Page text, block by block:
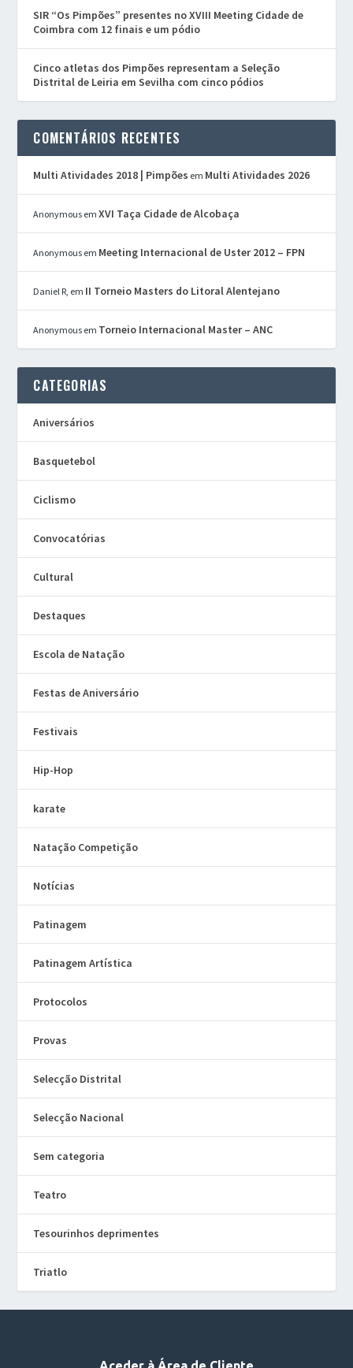
SIR “Os Pimpões” presentes no XVIII Meeting Cidade de
Coimbra com 12 finais e um pódio
Cinco atletas dos Pimpões representam a Seleção
Distrital de Leiria em Sevilha com cinco pódios
COMENTÁRIOS RECENTES
Multi Atividades 2018 | Pimpões em Multi Atividades 2026
Anonymous emXVI Taça Cidade de Alcobaça
Anonymous em Meeting Internacional de Uster 2012 – FPN
Daniel R, em II Torneio Masters do Litoral Alentejano
Anonymous em Torneio Internacional Master – ANC
CATEGORIAS
Aniversários
Basquetebol
Ciclismo
Convocatórias
Cultural
Destaques
Escola de Natação
Festas de Aniversário
Festivais
Hip-Hop
karate
Natação Competição
Notícias
Patinagem
Patinagem Artística
Protocolos
Provas
Selecção Distrital
Selecção Nacional
Sem categoria
Teatro
Tesourinhos deprimentes
Triatlo